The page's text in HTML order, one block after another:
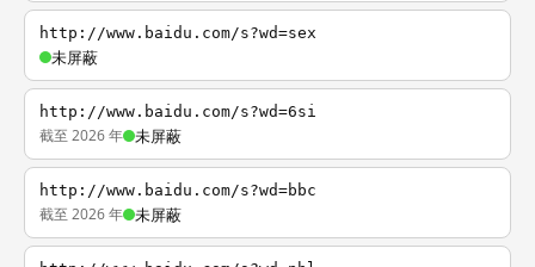
http://www.baidu.com/s?wd=sex
未屏蔽
http://www.baidu.com/s?wd=6si
截至 2026 年 未屏蔽
http://www.baidu.com/s?wd=bbc
截至 2026 年 未屏蔽